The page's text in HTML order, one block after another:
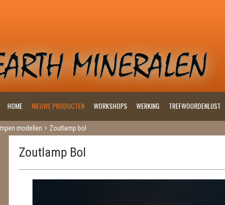
HOME NIEUWE PRODUCTEN WORKSHOPS WERKING TREFWOORDENLIJST
modellen Zoutlamp bol
Zoutlamp Bol